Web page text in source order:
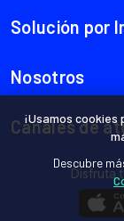
¡Usamos
Descubre